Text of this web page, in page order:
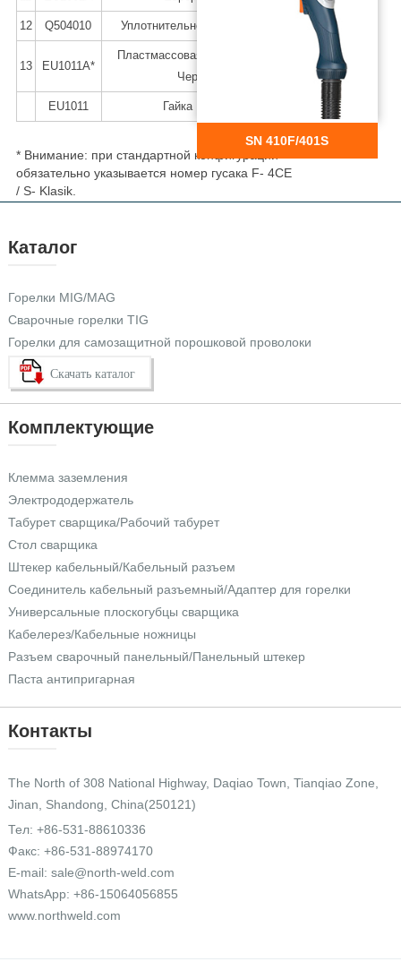
12 Q504010 Уплотнительное кольцо 4x1
13 EU1011A*
Пластмассовая гайка M10x1,
Черная
EU1011 Гайка M10x1
* Внимание: при стандартной конфигурации
обязательно указывается номер гусака F- 4CE
/ S- Klasik.
SN 410F/401S
Каталог
Горелки MIG/MAG
Сварочные горелки TIG
Горелки для самозащитной порошковой проволоки
Скачать каталог
Комплектующие
Клемма заземления
Электрододержатель
Табурет сварщика/Рабочий табурет
Стол сварщика
Штекер кабельный/Кабельный разъем
Соединитель кабельный разъемный/Адаптер для горелки
Универсальные плоскогубцы сварщика
Кабелерез/Кабельные ножницы
Разъем сварочный панельный/Панельный штекер
Паста антипригарная
Контакты
The North of 308 National Highway, Daqiao Town, Tianqiao Zone,
Jinan, Shandong, China(250121)
Тел: +86-531-88610336
Факс: +86-531-88974170
E-mail: sale@north-weld.com
WhatsApp: +86-15064056855
www.northweld.com